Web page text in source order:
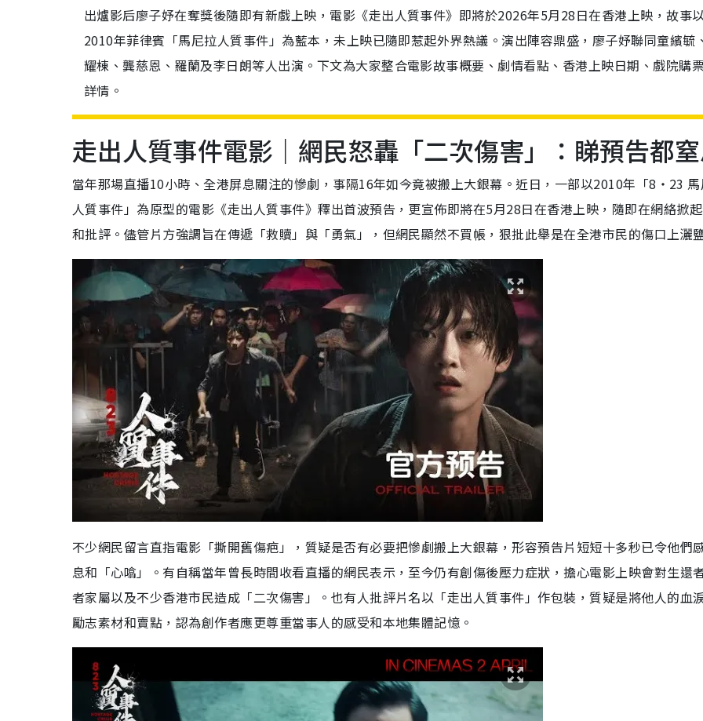
出爐影后廖子妤在奪獎後隨即有新戲上映，電影《走出人質事件》即將於2026年5月28日在香港上映，故事
2010年菲律賓「馬尼拉人質事件」為藍本，未上映已隨即惹起外界熱議。演出陣容鼎盛，廖子妤聯同童繽毓
耀棟、龔慈恩、羅蘭及李日朗等人出演。下文為大家整合電影故事概要、劇情看點、香港上映日期、戲院購
詳情。
走出人質事件電影｜網民怒轟「二次傷害」：睇預告都
當年那場直播10小時、全港屏息關注的慘劇，事隔16年如今竟被搬上大銀幕。近日，一部以2010年「8‧23
人質事件」為原型的電影《走出人質事件》釋出首波預告，更宣佈即將在5月28日在香港上映，隨即在網絡掀
和批評。儘管片方強調旨在傳遞「救贖」與「勇氣」，但網民顯然不買帳，狠批此舉是在全港市民的傷口上灑
不少網民留言直指電影「撕開舊傷疤」，質疑是否有必要把慘劇搬上大銀幕，形容預告片短短十多秒已令他們
息和「心噏」。有自稱當年曾長時間收看直播的網民表示，至今仍有創傷後壓力症狀，擔心電影上映會對生還
者家屬以及不少香港市民造成「二次傷害」。也有人批評片名以「走出人質事件」作包裝，質疑是將他人的血
勵志素材和賣點，認為創作者應更尊重當事人的感受和本地集體記憶。